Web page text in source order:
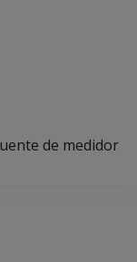
de medidor